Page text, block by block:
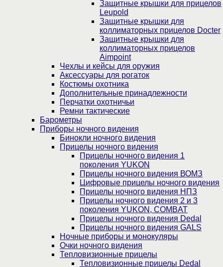
Защитные крышки для прицелов
Leupold
Защитные крышки для
коллиматорных прицелов Docter
Защитные крышки для
коллиматорных прицелов
Aimpoint
Чехлы и кейсы для оружия
Аксессуары для рогаток
Костюмы охотника
Дополнительные принадлежности
Перчатки охотничьи
Ремни тактические
Барометры
Приборы ночного видения
Бинокли ночного видения
Прицелы ночного видения
Прицелы ночного видения 1
поколения YUKON
Прицелы ночного видения ВОМЗ
Цифровые прицелы ночного видения
Прицелы ночного видения НПЗ
Прицелы ночного видения 2 и 3
поколения YUKON, COMBAT
Прицелы ночного видения Dedal
Прицелы ночного видения GALS
Ночные приборы и монокуляры
Очки ночного видения
Тепловизионные прицелы
Тепловизионные прицелы Dedal